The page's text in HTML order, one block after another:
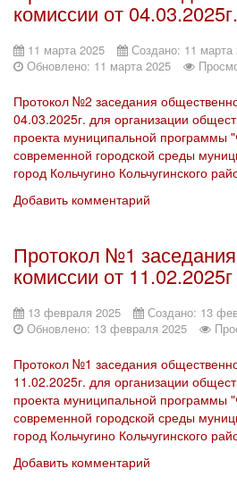
комиссии от 04.03.2025г.
11 марта 2025
Создано: 11 марта
Обновлено: 11 марта 2025
Протокол №2 заседания
04.03.2025г. для организации
проекта муниципальной программы
современной городской среды
город Кольчугино Кольчугинского
Добавить комментарий
Протокол №1
комиссии от 11.02.2025г
13 февраля 2025
Создано: 13
Обновлено: 13 февраля 2025
Протокол №1 заседания
11.02.2025г. для организации
проекта муниципальной программы
современной городской среды
город Кольчугино Кольчугинского
Добавить комментарий